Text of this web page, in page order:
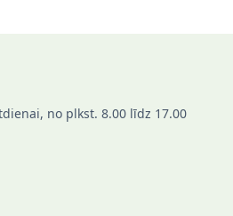
no plkst. 8.00 līdz 17.00